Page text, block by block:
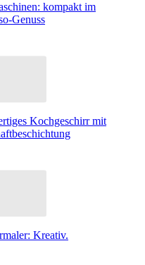
kompakt im
Genuss
Kochgeschirr mit
Kreativ.